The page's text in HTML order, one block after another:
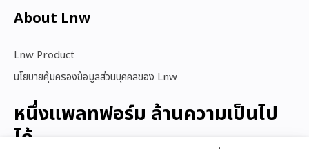
About Lnw​
Lnw Product
นโยบายคุ้มครองข้อมูลส่วนบุคคลของ Lnw
หนึ่งแพลทฟอร์ม ล้านความเป็นไป
ได้